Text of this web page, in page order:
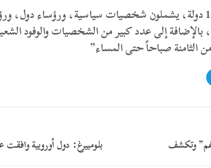
وتابع بقائي: “لدينا ضيوف من نحو 100 دولة، يشملون شخصيات سياسية،
إلى عدد كبير من الشخصيات والوفود
الثامنة صباحاً حتى المساء”
وتكشف بلومبيرغ: دول أوروبية